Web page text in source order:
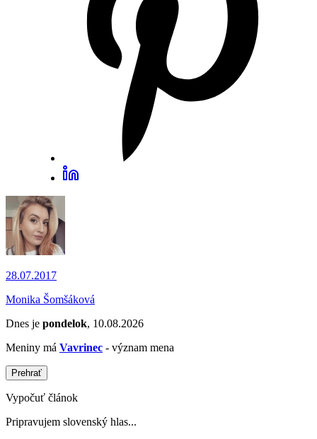
28.07.2017
Monika Šomšáková
Dnes je pondelok, 10.08.2026
Meniny má Vavrinec - význam mena
Prehrať
Vypočuť článok
Pripravujem slovenský hlas...